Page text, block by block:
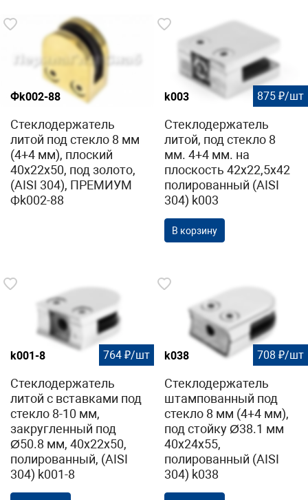
Фk002-88
Стеклодержатель
литой под стекло 8 мм
(4+4 мм), плоский
40х22х50, под золото,
(AISI 304), ПРЕМИУМ
Фk002-88
k003 875 ₽/шт
Стеклодержатель
литой, под стекло 8
мм. 4+4 мм. на
плоскость 42х22,5х42
полированный (AISI
304) k003
В корзину
k001-8 764 ₽/шт
Стеклодержатель
литой с вставками под
стекло 8-10 мм,
закругленный под
Ø50.8 мм, 40х22х50,
полированный, (AISI
304) k001-8
k038 708 ₽/шт
Стеклодержатель
штампованный под
стекло 8 мм (4+4 мм),
под стойку Ø38.1 мм
40х24х55,
полированный (AISI
304) k038